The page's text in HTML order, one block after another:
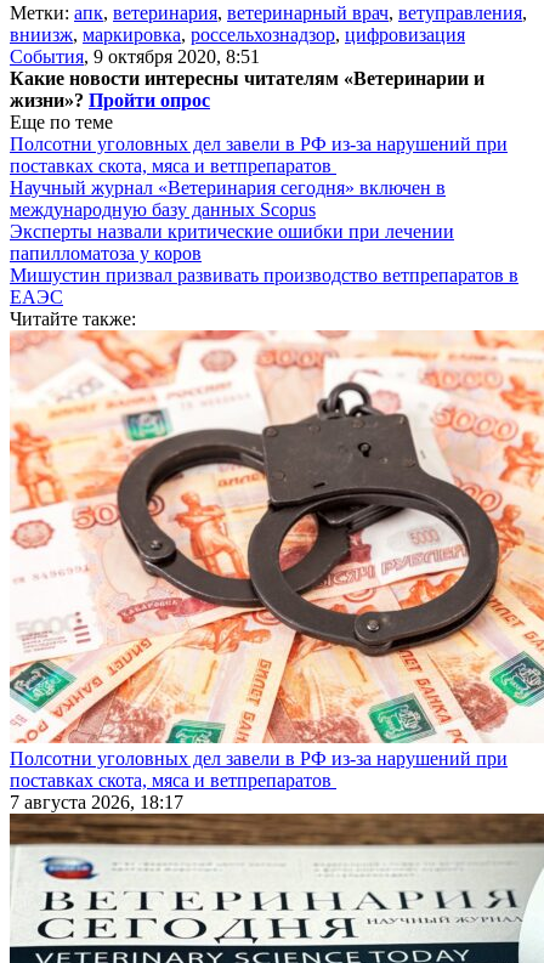
Метки: апк, ветеринария, ветеринарный врач, ветуправления,
вниизж, маркировка, россельхознадзор, цифровизация
События, 9 октября 2020, 8:51
Какие новости интересны читателям «Ветеринарии и
жизни»? Пройти опрос
Еще по теме
Полсотни уголовных дел завели в РФ из-за нарушений при
поставках скота, мяса и ветпрепаратов
Научный журнал «Ветеринария сегодня» включен в
международную базу данных Scopus
Эксперты назвали критические ошибки при лечении
папилломатоза у коров
Мишустин призвал развивать производство ветпрепаратов в
ЕАЭС
Читайте также:
Полсотни уголовных дел завели в РФ из-за нарушений при
поставках скота, мяса и ветпрепаратов
7 августа 2026, 18:17